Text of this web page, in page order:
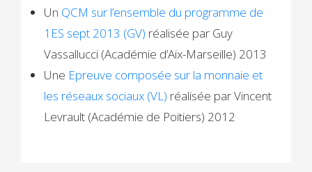
Un QCM sur l’ensemble du programme de
1ES sept 2013 (GV) réalisée par Guy
Vassallucci (Académie d’Aix-Marseille) 2013
Une Epreuve composée sur la monnaie et
les réseaux sociaux (VL) réalisée par Vincent
Levrault (Académie de Poitiers) 2012